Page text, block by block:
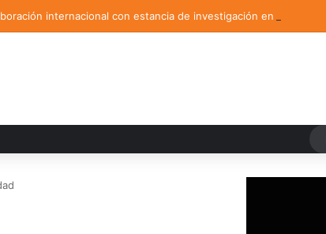
internacional con estancia de investigación en Argentina